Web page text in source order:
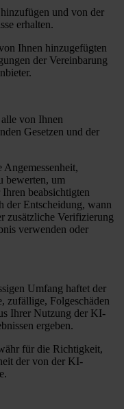
und von der
erhalten.
Ihnen hinzugefügten
der Vereinbarung
von Ihnen
Gesetzen und der
bewerten, um
beabsichtigten
der Entscheidung, wann
zusätzliche Verifizierung
verwenden oder
Umfang haftet der
zufällige, Folgeschäden
Ihrer Nutzung der KI-
ergeben.
für die Richtigkeit,
der von der KI-